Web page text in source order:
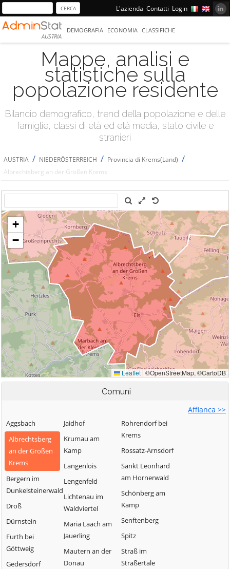
L'azienda Contatti Login
AUSTRIA
DEMOGRAFIA ECONOMIA CLASSIFICHE
Mappe, analisi e
statistiche sulla
popolazione residente
Bilancio demografico, trend della popolazione e delle
famiglie, classi di età ed età media, stato civile e
stranieri
AUSTRIA / NIEDERÖSTERREICH / Provincia di Krems(Land) /
Albrechtsberg an der Großen Krems
Comuni
Affianca >>
Aggsbach
Albrechtsberg
an der Großen
Krems
Bergern im
Dunkelsteinerwald
Droß
Dürnstein
Furth bei
Göttweig
Gedersdorf
Jaidhof
Krumau am
Kamp
Langenlois
Lengenfeld
Lichtenau im
Waldviertel
Maria Laach am
Jauerling
Mautern an der
Donau
Rohrendorf bei
Krems
Rossatz-Arnsdorf
Sankt Leonhard
am Hornerwald
Schönberg am
Kamp
Senftenberg
Spitz
Straß im
Straßertale